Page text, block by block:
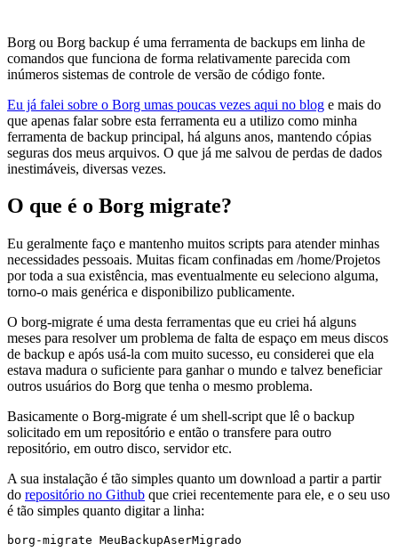
Borg ou Borg backup é uma ferramenta de backups em linha de
comandos que funciona de forma relativamente parecida com
inúmeros sistemas de controle de versão de código fonte.
Eu já falei sobre o Borg umas poucas vezes aqui no blog e mais do
que apenas falar sobre esta ferramenta eu a utilizo como minha
ferramenta de backup principal, há alguns anos, mantendo cópias
seguras dos meus arquivos. O que já me salvou de perdas de dados
inestimáveis, diversas vezes.
O que é o Borg migrate?
Eu geralmente faço e mantenho muitos scripts para atender minhas
necessidades pessoais. Muitas ficam confinadas em /home/Projetos
por toda a sua existência, mas eventualmente eu seleciono alguma,
torno-o mais genérica e disponibilizo publicamente.
O borg-migrate é uma desta ferramentas que eu criei há alguns
meses para resolver um problema de falta de espaço em meus discos
de backup e após usá-la com muito sucesso, eu considerei que ela
estava madura o suficiente para ganhar o mundo e talvez beneficiar
outros usuários do Borg que tenha o mesmo problema.
Basicamente o Borg-migrate é um shell-script que lê o backup
solicitado em um repositório e então o transfere para outro
repositório, em outro disco, servidor etc.
A sua instalação é tão simples quanto um download a partir a partir
do repositório no Github que criei recentemente para ele, e o seu uso
é tão simples quanto digitar a linha:
borg-migrate MeuBackupAserMigrado